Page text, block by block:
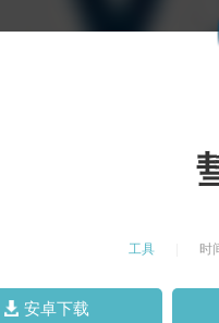
工具 时
安卓下载